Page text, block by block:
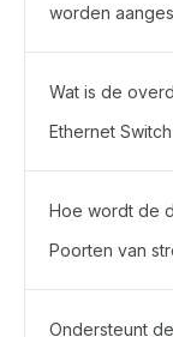
worden
Wat is de
Ethernet
Hoe wordt de
Poorten van
Ondersteunt